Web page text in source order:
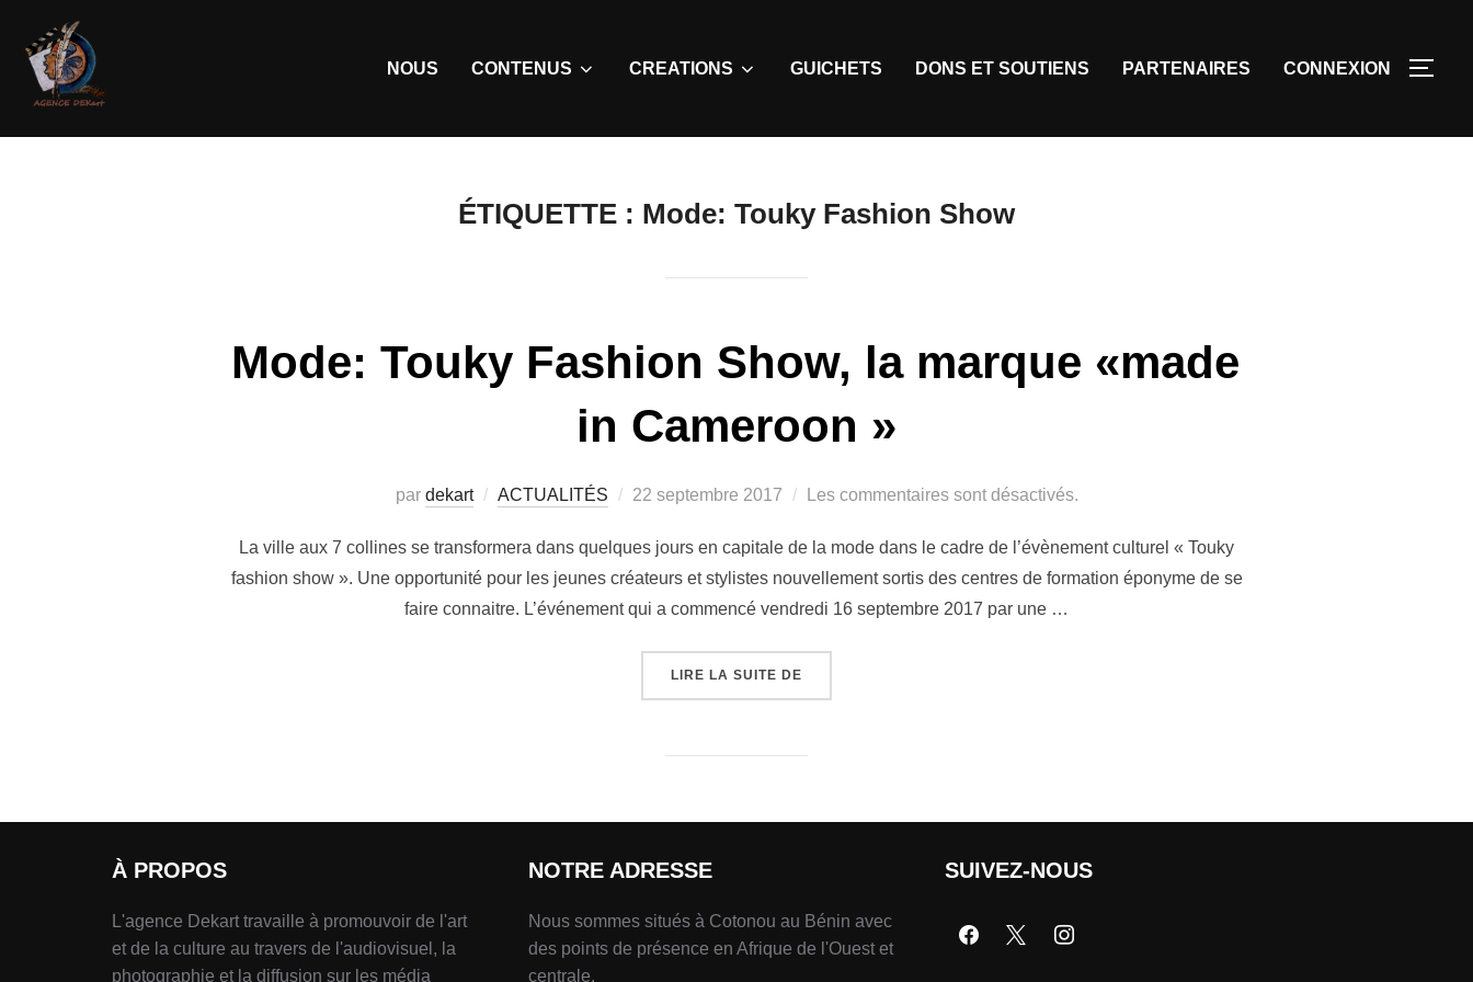
NOUS CONTENUS CREATIONS GUICHETS DONS ET SOUTIENS PARTENAIRES CONNEXION
ÉTIQUETTE : Mode: Touky Fashion Show
Mode: Touky Fashion Show, la marque «made
in Cameroon »
par dekart ACTUALITÉS 22 septembre 2017 Les commentaires sont désactivés.
La ville aux 7 collines se transformera dans quelques jours en capitale de la mode dans le cadre de l’évènement culturel « Touky
fashion show ». Une opportunité pour les jeunes créateurs et stylistes nouvellement sortis des centres de formation éponyme de se
faire connaitre. L’événement qui a commencé vendredi 16 septembre 2017 par une …
LIRE LA SUITE DE
À PROPOS
L'agence Dekart travaille à promouvoir de l'art
et de la culture au travers de l'audiovisuel, la
photographie et la diffusion sur les média
NOTRE ADRESSE
Nous sommes situés à Cotonou au Bénin avec
des points de présence en Afrique de l'Ouest et
centrale.
SUIVEZ-NOUS